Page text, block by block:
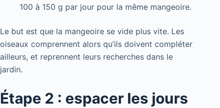
100 à 150 g par jour pour la même mangeoire.
Le but est que la mangeoire se vide plus vite. Les
oiseaux comprennent alors qu’ils doivent compléter
ailleurs, et reprennent leurs recherches dans le
jardin.
Étape 2 : espacer les jours